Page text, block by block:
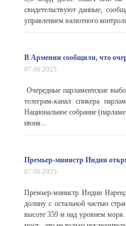
свидетельствуют данные,
управлением валютного
В Армении сообщили, что
07.06.2025
Очередные парламентские
телеграм-канал спикера
Национальное собрание
июня...
Премьер-министр Индии
07.06.2025
Премьер-министр Индии
долину с остальной частью
высоте 359 м над уровнем